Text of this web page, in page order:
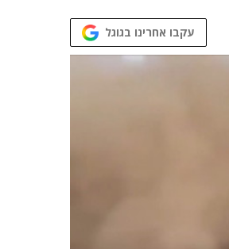
עקבו אחרינו בגוגל